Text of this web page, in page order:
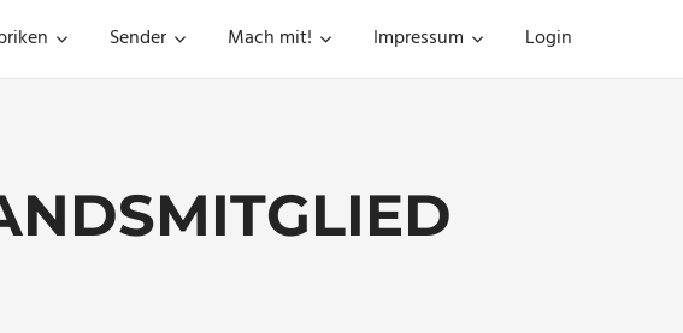
Sender Mach mit! Impressum Login